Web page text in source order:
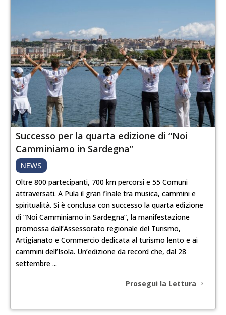
Successo per la quarta edizione di “Noi
Camminiamo in Sardegna”
NEWS
Oltre 800 partecipanti, 700 km percorsi e 55 Comuni
attraversati. A Pula il gran finale tra musica, cammini e
spiritualità. Si è conclusa con successo la quarta edizione
di “Noi Camminiamo in Sardegna”, la manifestazione
promossa dall’Assessorato regionale del Turismo,
Artigianato e Commercio dedicata al turismo lento e ai
cammini dell’Isola. Un’edizione da record che, dal 28
settembre ...
Prosegui la Lettura